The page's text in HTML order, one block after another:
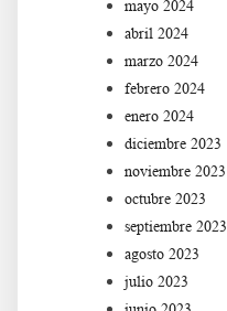
mayo 2024
abril 2024
marzo 2024
febrero 2024
enero 2024
diciembre 2023
noviembre 2023
octubre 2023
septiembre 2023
agosto 2023
julio 2023